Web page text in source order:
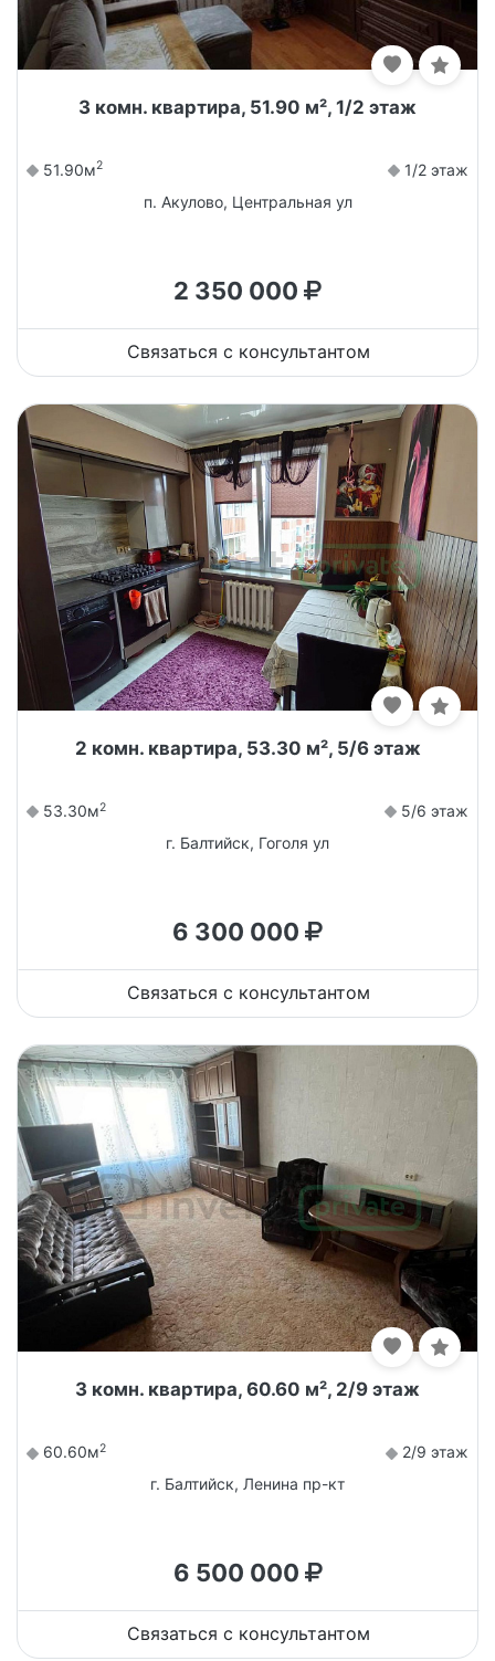
3 комн. квартира, 51.90 м², 1/2 этаж
51.90м2
1/2 этаж
п. Акулово, Центральная ул
2 350 000
Связаться с консультантом
2 комн. квартира, 53.30 м², 5/6 этаж
53.30м2
5/6 этаж
г. Балтийск, Гоголя ул
6 300 000
Связаться с консультантом
3 комн. квартира, 60.60 м², 2/9 этаж
60.60м2
2/9 этаж
г. Балтийск, Ленина пр-кт
6 500 000
Связаться с консультантом